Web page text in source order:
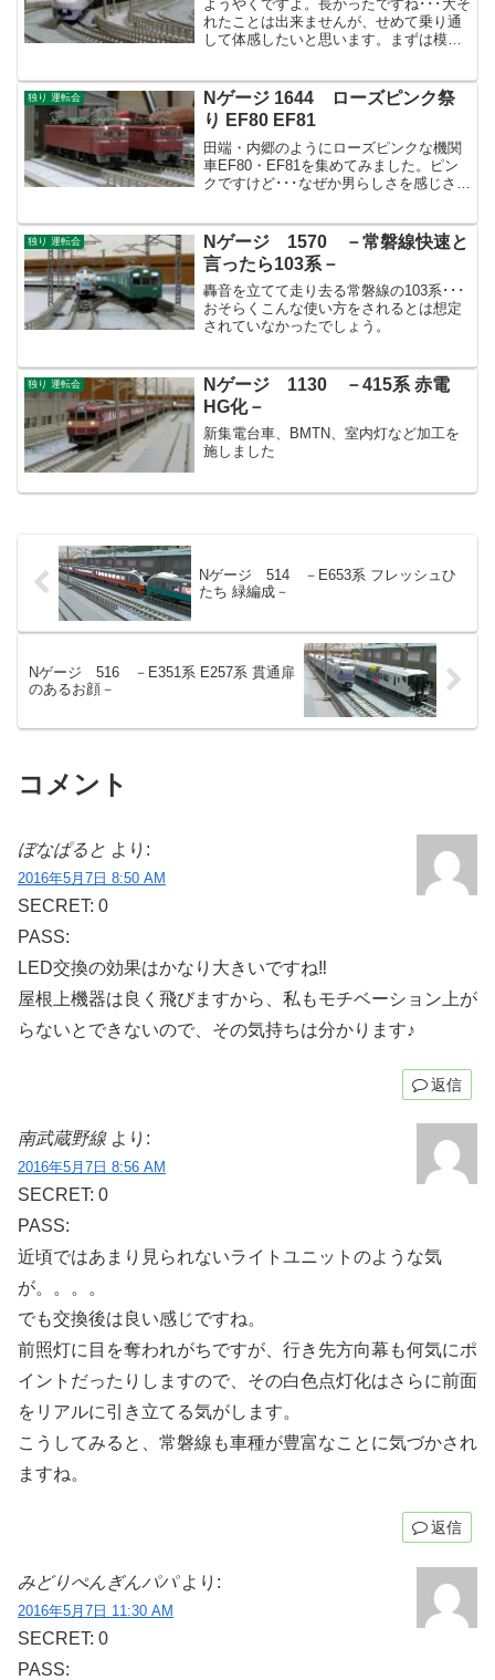
ようやくですよ。長かったですね･･･大そ
れたことは出来ませんが、せめて乗り通
して体感したいと思います。まずは模型
独り 運転会
Nゲージ 1644 ローズピンク祭
り EF80 EF81
田端・内郷のようにローズピンクな機関
車EF80・EF81を集めてみました。ピン
クですけど･･･なぜか男らしさを感じさせ
独り 運転会
Nゲージ 1570 －常磐線快速と
言ったら103系－
轟音を立てて走り去る常磐線の103系･･･
おそらくこんな使い方をされるとは想定
されていなかったでしょう。
独り 運転会
Nゲージ 1130 －415系 赤電
HG化－
新集電台車、BMTN、室内灯など加工を
施しました
Nゲージ 514 －E653系 フレッシュひ
たち 緑編成－
Nゲージ 516 －E351系 E257系 貫通扉
のあるお顔－
コメント
ぼなぱると より:
2016年5月7日 8:50 AM
SECRET: 0
PASS:
LED交換の効果はかなり大きいですね‼
屋根上機器は良く飛びますから、私もモチベーション上が
らないとできないので、その気持ちは分かります♪
返信
南武蔵野線 より:
2016年5月7日 8:56 AM
SECRET: 0
PASS:
近頃ではあまり見られないライトユニットのような気
が。。。。
でも交換後は良い感じですね。
前照灯に目を奪われがちですが、行き先方向幕も何気にポ
イントだったりしますので、その白色点灯化はさらに前面
をリアルに引き立てる気がします。
こうしてみると、常磐線も車種が豊富なことに気づかされ
ますね。
返信
みどりぺんぎんパパ より:
2016年5月7日 11:30 AM
SECRET: 0
PASS: